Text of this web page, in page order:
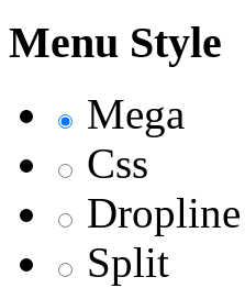
Menu Style
Mega
Css
Dropline
Split